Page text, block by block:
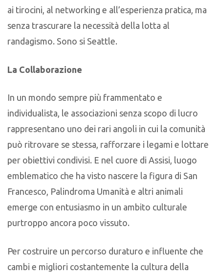
ai tirocini, al networking e all’esperienza pratica, ma
senza trascurare la necessità della lotta al
randagismo. Sono si Seattle.
La Collaborazione
In un mondo sempre più frammentato e
individualista, le associazioni senza scopo di lucro
rappresentano uno dei rari angoli in cui la comunità
può ritrovare se stessa, rafforzare i legami e lottare
per obiettivi condivisi. E nel cuore di Assisi, luogo
emblematico che ha visto nascere la figura di San
Francesco, Palindroma Umanità e altri animali
emerge con entusiasmo in un ambito culturale
purtroppo ancora poco vissuto.
Per costruire un percorso duraturo e influente che
cambi e migliori costantemente la cultura della